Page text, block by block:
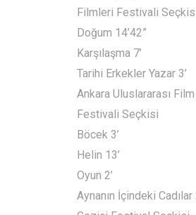
Filmleri Festivali
Doğum 14’42”
Karşılaşma 7’
Tarihi Erkekler Yazar 3’
Ankara Uluslararası Film
Festivali Seçkisi
Böcek 3’
Helin 13’
Oyun 2’
Aynanın İçindeki Cadılar